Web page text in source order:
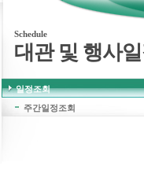
보다 더 큰행복은 없
Schedule
대관 및 행사
일정조회
주간일정조회